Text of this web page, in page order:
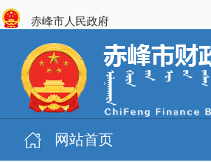
赤峰市人民政府
网站首页